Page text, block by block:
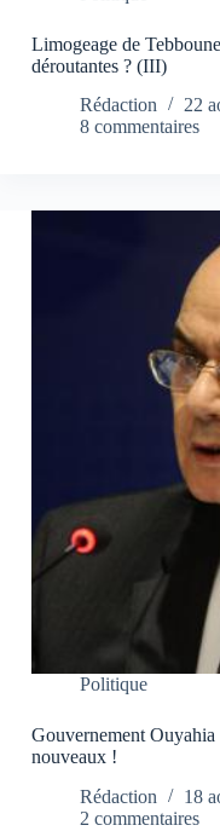
Limogeage de
déroutantes ? (III)
Rédaction
22
8 commentaires
Politique
Gouvernement
nouveaux !
Rédaction
18
2 commentaires